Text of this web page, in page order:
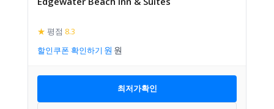
★ 평점 8.3
할인쿠폰 확인하기
최저가확인